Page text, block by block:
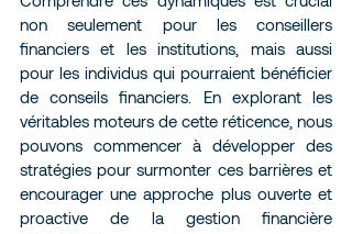
non seulement pour les conseillers
financiers et les institutions, mais aussi
pour les individus qui pourraient bénéficier
de conseils financiers. En explorant les
véritables moteurs de cette réticence, nous
pouvons commencer à développer des
stratégies pour surmonter ces barrières et
encourager une approche plus ouverte et
proactive de la gestion financière